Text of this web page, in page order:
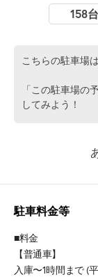
158台
こちらの駐車場
「この駐車場の
してみよう！
駐車料金等
■料金
【普通車】
入庫〜1時間まで (